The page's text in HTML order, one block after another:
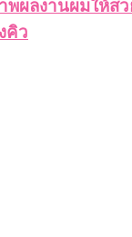
พผลงานผมให้ส
คิว